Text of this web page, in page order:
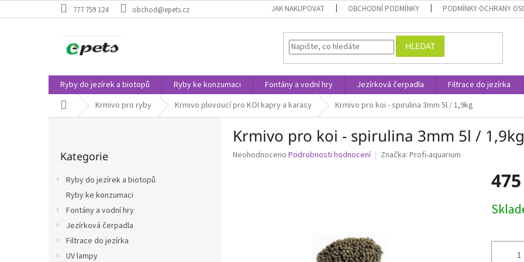
na
777 759 124 obchod@epets.cz JAK NAKUPOVAT OBCHODNÍ PODMÍNKY PODMÍNKY OCHRANY
HLEDAT
Ryby do jezírek a biotopů Ryby ke konzumaci Fontány a vodní hry Jezírková čerpadla Filtrace do jezírka
Domů Krmivo pro ryby Krmivo plovoucí pro KOI kapry a karasy Krmivo pro koi - spirulina 3mm 5l / 1,9kg
kategorie
Kategorie
Ryby do jezírek a biotopů
Ryby ke konzumaci
Fontány a vodní hry
Jezírková čerpadla
Filtrace do jezírka
UV lampy
Krmivo pro koi - spirulina 3mm 5l / 1,9kg
Průměrné
Neohodnoceno Podrobnosti hodnocení Značka: Profi-aquarium
cena: